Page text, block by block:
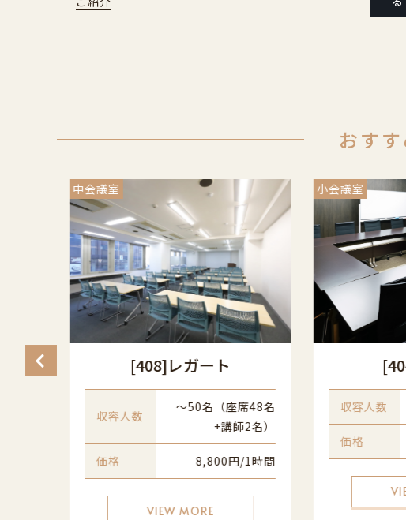
おす
中会議室
[408]レガート
収容人数
〜50名（座席48名
+講師2名）
価格 8,800円/1時間
VIEW MORE
小会議室
収容人数
価格